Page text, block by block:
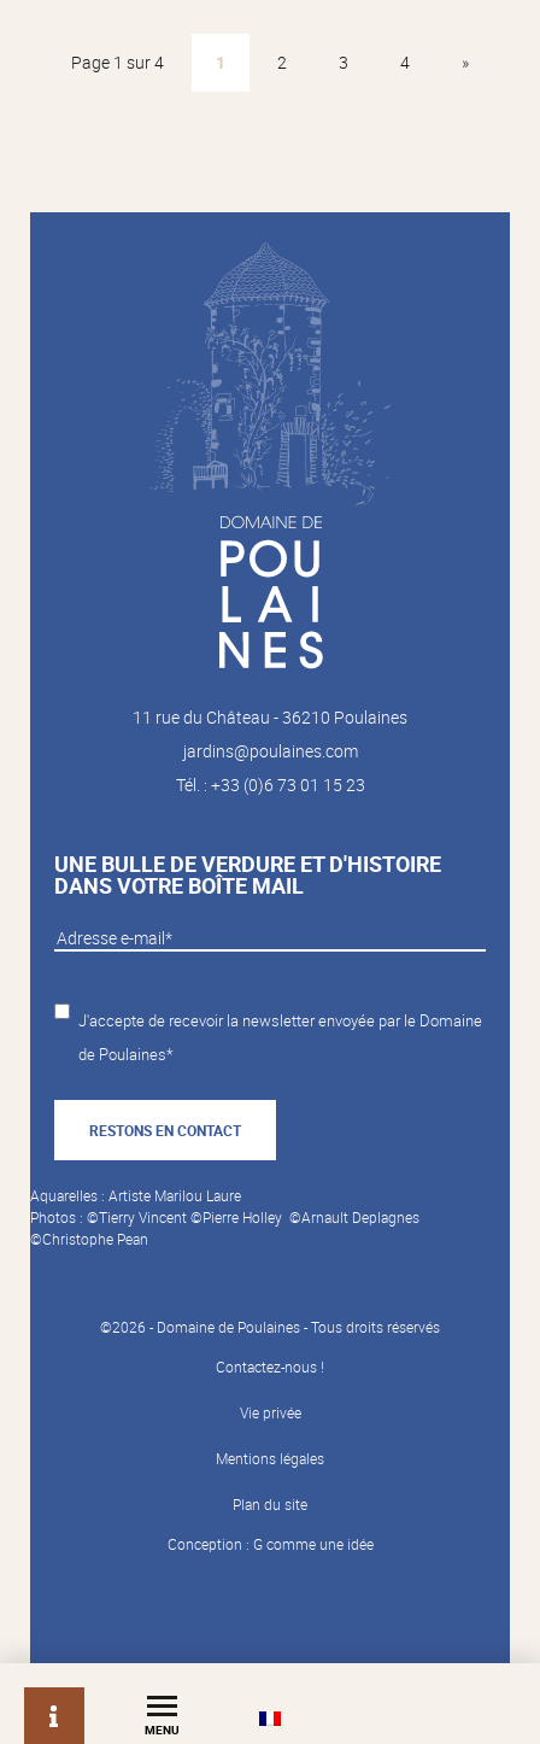
info
MENU
Page 1 sur 4 1 2 3 4 »
11 rue du Château - 36210 Poulaines
jardins@poulaines.com
Tél. : +33 (0)6 73 01 15 23
UNE BULLE DE VERDURE ET D'HISTOIRE
DANS VOTRE BOÎTE MAIL
J'accepte de recevoir la newsletter envoyée par le Domaine
de Poulaines*
RESTONS EN CONTACT
Aquarelles : Artiste Marilou Laure
Photos : ©Tierry Vincent ©Pierre Holley ©Arnault Deplagnes
©Christophe Pean
©2026 - Domaine de Poulaines - Tous droits réservés
Contactez-nous !
Vie privée
Mentions légales
Plan du site
Conception : G comme une idée